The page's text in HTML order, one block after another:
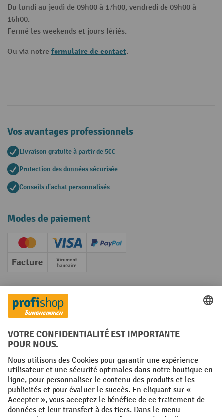
Du lundi au jeudi de 09h00 à 17h00, vendredi de 09h00 à
16h00.
Fermé les weekends et jours fériés.
Ou via notre formulaire de contact.
Vos avantages professionnels
Livraison gratuite à partir de 50€
Protection des données sécurisée
Conseils d'achat personnalisés
Modes de paiement
Creditcard (Master)Creditcard (Visa)
PayPal
Facture Paiement anticipé
Réseaux sociaux
Facebook
YouTube
LinkedInInstagram
Conditions générales Mentions légales
Protection des Données Politique de cookies
All prices excl. VAT plusshipping costsand possible delivery charges,